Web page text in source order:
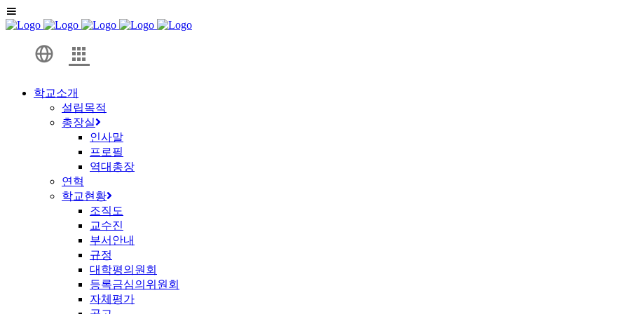
학교소개
설립목적
총장실
인사말
프로필
역대총장
연혁
학교현황
조직도
교수진
부서안내
규정
대학평의원회
등록금심의위원회
자체평가